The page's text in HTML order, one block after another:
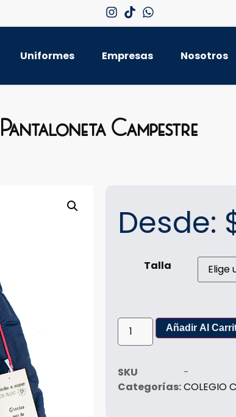
Uniformes Empresas Nosotros
Pantaloneta Campestre
Desde:
Talla
Añadir Al
SKU
-
Categorías:COLEGIO